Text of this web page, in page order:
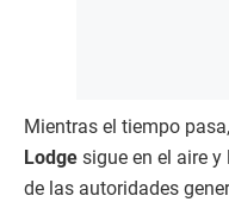
Mientras el tiempo
Lodge sigue en el aire
de las autoridades